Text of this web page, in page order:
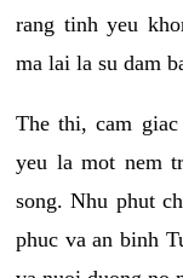
rang tinh yeu
ma lai la su dam
The thi, cam
yeu la mot nem
song. Nhu phut
phuc va an binh